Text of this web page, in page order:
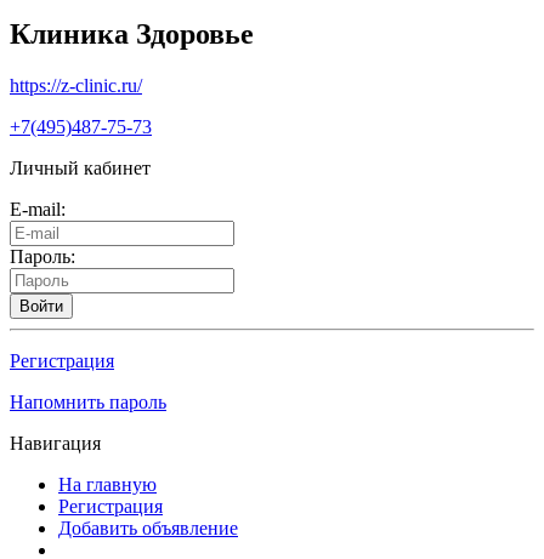
Клиника Здоровье
https://z-clinic.ru/
+7(495)487-75-73
Личный кабинет
E-mail:
Пароль:
Войти
Регистрация
Напомнить пароль
Навигация
На главную
Регистрация
Добавить объявление